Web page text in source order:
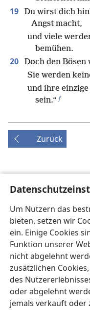
Um Nutzern das
bieten, setzen wir
ein. Einige Cookies
Funktion unserer
nicht abgelehnt
zusätzlichen
des
oder abgelehnt
jemals verkauft oder
19
Du wirst dich
Angst macht,
und viele
bemühen.
20
Doch den Bösen
Sie werden
und ihre
sein.“ f
Zurück
Copyrights für diese
Copyright
Watch
Pennsylvania.
NUTZUNGSBEDINGUNGEN